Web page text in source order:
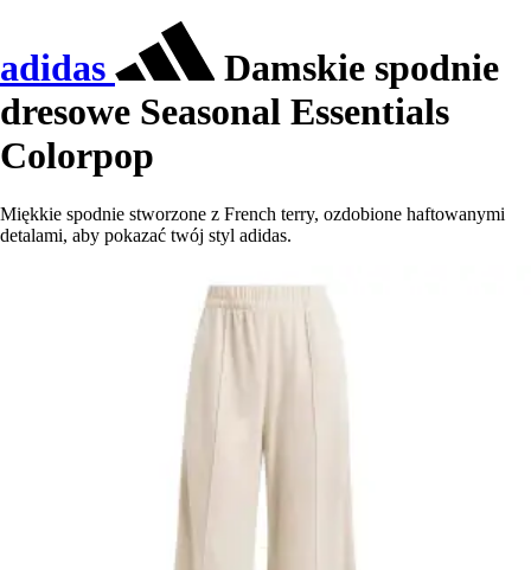
adidas
Damskie spodnie
dresowe Seasonal Essentials
Colorpop
Miękkie spodnie stworzone z French terry, ozdobione haftowanymi
detalami, aby pokazać twój styl adidas.